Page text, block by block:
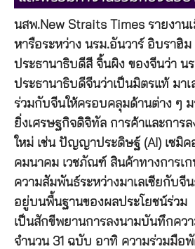
นสพ.New Straits Times รายงาน
หารือระหว่าง นรม.อันวาร์ อิบราฮิม
ประธานาธิบดีสี จิ้นผิง ของจีนว่า น
ประธานาธิบดีจีนว่าเป็นมิตรแท้ มา
ร่วมกับจีนให้ครอบคลุมด้านต่าง ๆ
ยิ่งเศรษฐกิจดิจิทัล การค้าและการ
ใหม่ เช่น ปัญญาประดิษฐ์ (AI) เซมิ
คมนาคม เวชภัณฑ์ สินค้าทางการเ
ความสัมพันธ์ระหว่างมาเลเซียกับจี
อยู่บนพื้นฐานของผลประโยชน์ร่ว
เป็นสักขีพยานการลงนามบันทึกควา
จำนวน 31 ฉบับ อาทิ ความร่วมมือ